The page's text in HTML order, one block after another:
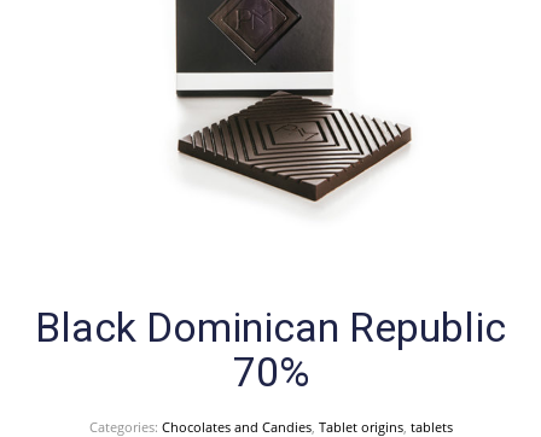
Black Dominican Republic
70%
Categories: Chocolates and Candies, Tablet origins, tablets